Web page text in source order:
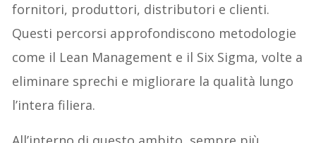
fornitori, produttori, distributori e clienti.
Questi percorsi approfondiscono metodologie
come il Lean Management e il Six Sigma, volte a
eliminare sprechi e migliorare la qualità lungo
l’intera filiera.